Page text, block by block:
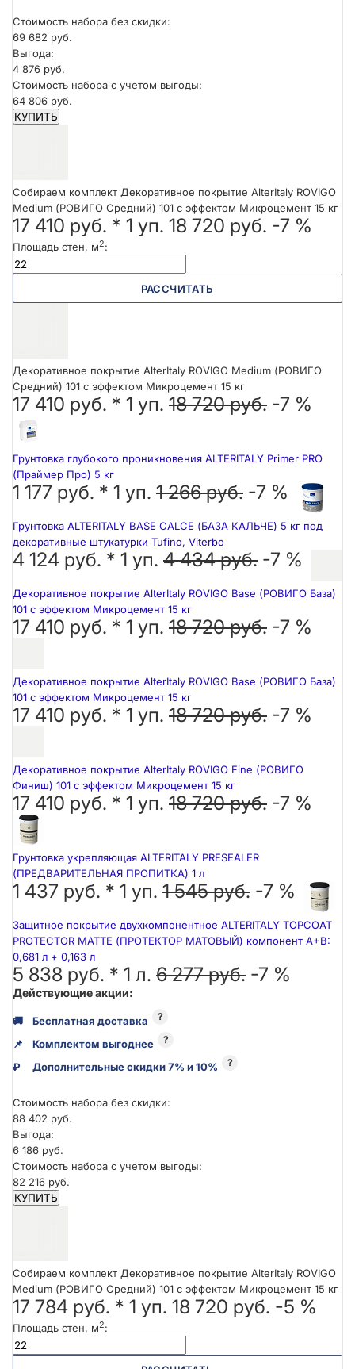
Стоимость набора без скидки:
69 682 руб.
Выгода:
4 876 руб.
Стоимость набора с учетом выгоды:
64 806 руб.
КУПИТЬ
Собираем комплект Декоративное покрытие AlterItaly ROVIGO
Medium (РОВИГО Средний) 101 с эффектом Микроцемент 15 кг
17 410 руб. * 1 уп. 18 720 руб. -7 %
Площадь стен, м2:
РАССЧИТАТЬ
Декоративное покрытие AlterItaly ROVIGO Medium (РОВИГО
Средний) 101 с эффектом Микроцемент 15 кг
17 410 руб. * 1 уп. 18 720 руб. -7 %
Грунтовка глубокого проникновения ALTERITALY Primer PRO
(Праймер Про) 5 кг
1 177 руб. * 1 уп. 1 266 руб. -7 %
Грунтовка ALTERITALY BASE CALCE (БАЗА КАЛЬЧЕ) 5 кг под
декоративные штукатурки Tufino, Viterbo
4 124 руб. * 1 уп. 4 434 руб. -7 %
Декоративное покрытие AlterItaly ROVIGO Base (РОВИГО База)
101 с эффектом Микроцемент 15 кг
17 410 руб. * 1 уп. 18 720 руб. -7 %
Декоративное покрытие AlterItaly ROVIGO Base (РОВИГО База)
101 с эффектом Микроцемент 15 кг
17 410 руб. * 1 уп. 18 720 руб. -7 %
Декоративное покрытие AlterItaly ROVIGO Fine (РОВИГО
Финиш) 101 с эффектом Микроцемент 15 кг
17 410 руб. * 1 уп. 18 720 руб. -7 %
Грунтовка укрепляющая ALTERITALY PRESEALER
(ПРЕДВАРИТЕЛЬНАЯ ПРОПИТКА) 1 л
1 437 руб. * 1 уп. 1 545 руб. -7 %
Защитное покрытие двухкомпонентное ALTERITALY TOPCOAT
PROTECTOR MATTE (ПРОТЕКТОР МАТОВЫЙ) компонент А+В:
0,681 л + 0,163 л
5 838 руб. * 1 л. 6 277 руб. -7 %
Действующие акции:
🚚 Бесплатная доставка ?
📌 Комплектом выгоднее ?
₽ Дополнительные скидки 7% и 10% ?
Стоимость набора без скидки:
88 402 руб.
Выгода:
6 186 руб.
Стоимость набора с учетом выгоды:
82 216 руб.
КУПИТЬ
Собираем комплект Декоративное покрытие AlterItaly ROVIGO
Medium (РОВИГО Средний) 101 с эффектом Микроцемент 15 кг
17 784 руб. * 1 уп. 18 720 руб. -5 %
Площадь стен, м2: